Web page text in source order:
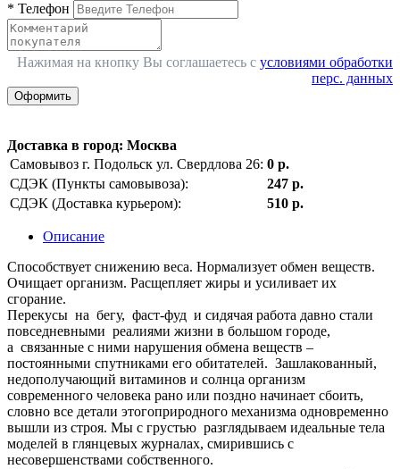
* Телефон
Нажимая на кнопку Вы соглашаетесь с условиями обработки
перс. данных
Оформить
Доставка в город: Москва
Самовывоз г. Подольск ул. Свердлова 26: 0 р.
СДЭК (Пункты самовывоза):
247 р.
СДЭК (Доставка курьером):
510 р.
Описание
Способствует снижению веса. Нормализует обмен веществ.
Очищает организм. Расщепляет жиры и усиливает их
сгорание.
Перекусы на бегу, фаст-фуд и сидячая работа давно стали
повседневными реалиями жизни в большом городе,
а связанные с ними нарушения обмена веществ –
постоянными спутниками его обитателей. Зашлакованный,
недополучающий витаминов и солнца организм
современного человека рано или поздно начинает сбоить,
словно все детали этогоприродного механизма одновременно
вышли из строя. Мы с грустью разглядываем идеальные тела
моделей в глянцевых журналах, смирившись с
несовершенствами собственного.